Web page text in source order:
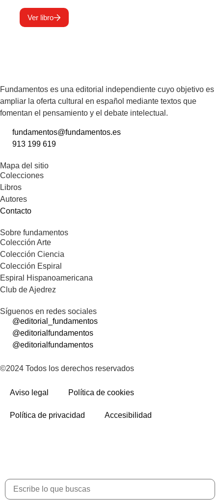
Ver libro
Fundamentos es una editorial independiente cuyo objetivo es
ampliar la oferta cultural en español mediante textos que
fomentan el pensamiento y el debate intelectual.
fundamentos@fundamentos.es
913 199 619
Mapa del sitio
Colecciones
Libros
Autores
Contacto
Sobre fundamentos
Colección Arte
Colección Ciencia
Colección Espiral
Espiral Hispanoamericana
Club de Ajedrez
Síguenos en redes sociales
@editorial_fundamentos
@editorialfundamentos
@editorialfundamentos
©2024 Todos los derechos reservados
Aviso legal Política de cookies
Política de privacidad Accesibilidad